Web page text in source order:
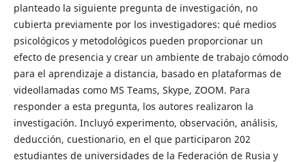
planteado la siguiente pregunta de investigación, no
cubierta previamente por los investigadores: qué medios
psicológicos y metodológicos pueden proporcionar un
efecto de presencia y crear un ambiente de trabajo cómodo
para el aprendizaje a distancia, basado en plataformas de
videollamadas como MS Teams, Skype, ZOOM. Para
responder a esta pregunta, los autores realizaron la
investigación. Incluyó experimento, observación, análisis,
deducción, cuestionario, en el que participaron 202
estudiantes de universidades de la Federación de Rusia y